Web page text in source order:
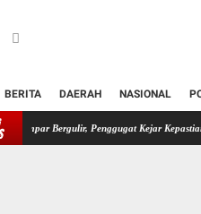
BERITA DAERAH NASIONAL
Penggugat Kejar Kepastian Hukum,